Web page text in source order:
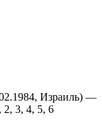
Израиль) —
2, 3, 4, 5, 6